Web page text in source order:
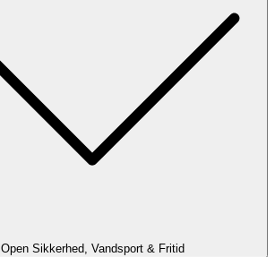
Open Sikkerhed, Vandsport & Fritid